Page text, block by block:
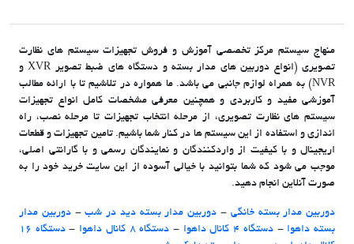
منهاج سیستم مرکز تخصصی آموزش و فروش تجهیزات سیستم های نظارت
تصویری (انواع دوربین های مدار بسته و دستگاه های ضبط تصویر XVR و
NVR) به همراه لوازم جانبی می باشد. ما همواره در تلاشیم تا با ارائه مطالب
آموزشی مفید و کاربردی و همچنین معرفی مشخصات کامل انواع تجهیزات
سیستم های نظارت تصویری، از مرحله انتخاب تجهیزات تا مرحله نصب، راه
اندازی و استفاده از این سیستم ها در کنار شما باشیم. تامین تجهیزات و قطعات
اریجینال و با کیفیت از واردکنندگان و نمایندگان رسمی و با گارانتی اصلی،
موجب می شود که شما بتوانید با خیالی آسوده از این سایت خرید خود را به
صورت آنلاین انجام دهید.
دوربین مدار بسته خانگی - دوربین مدار بسته دید در شب-دوربین مدار
بسته داهوا -دستگاه 4 کانال داهوا - دستگاه 8 کانال داهوا -
دستگاه 16